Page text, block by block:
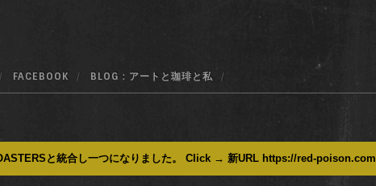
FACEBOOK BLOG : アートと珈琲と私
と統合し一つになりました。 Click → 新URL https://red-poison.com